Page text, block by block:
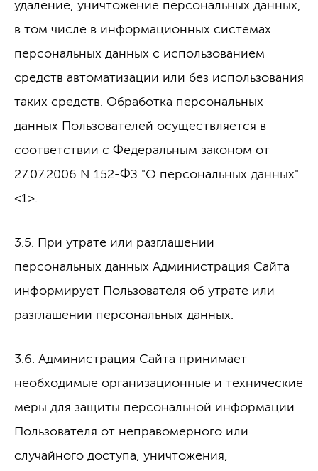
удаление, уничтожение персональных данных,
в том числе в информационных системах
персональных данных с использованием
средств автоматизации или без использования
таких средств. Обработка персональных
данных Пользователей осуществляется в
соответствии с Федеральным законом от
27.07.2006 N 152-ФЗ "О персональных данных"
<1>.
3.5. При утрате или разглашении
персональных данных Администрация Сайта
информирует Пользователя об утрате или
разглашении персональных данных.
3.6. Администрация Сайта принимает
необходимые организационные и технические
меры для защиты персональной информации
Пользователя от неправомерного или
случайного доступа, уничтожения,